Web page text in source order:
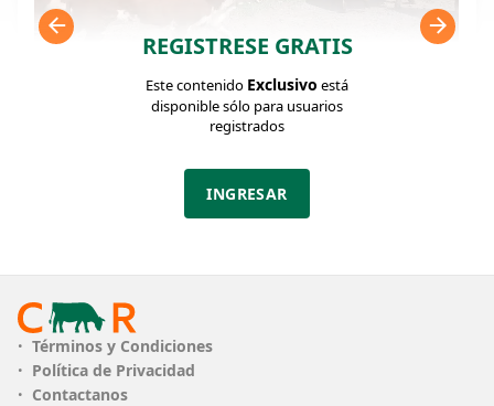
FICHA DEL LOTE Identificador: #323742
Cantidad:
Categoría:
Clase:
Estado:
Muy Bueno
REGISTRESE GRATIS
Este contenido Exclusivo está
disponible sólo para usuarios
registrados
INGRESAR
Términos y Condiciones
Política de Privacidad
Contactanos